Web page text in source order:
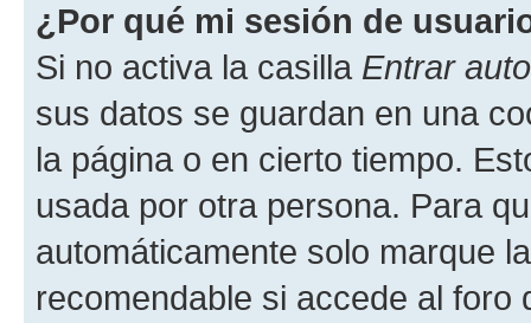
¿Por qué mi sesión de
Si no activa la casilla Entrar
sus datos se guardan en una
la página o en cierto tiempo.
usada por otra persona. Para
automáticamente solo marque
recomendable si accede al foro